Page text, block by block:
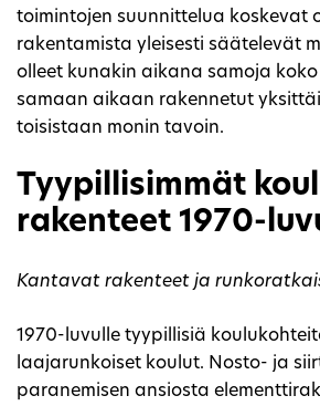
toimintojen suunnittelua koskevat
rakentamista yleisesti säätelevät
olleet kunakin aikana samoja koko
samaan aikaan rakennetut
toisistaan monin tavoin.
Tyypillisimmät
rakenteet 1970-
Kantavat rakenteet ja
1970-luvulle tyypillisiä
laajarunkoiset koulut. Nosto- ja
paranemisen ansiosta